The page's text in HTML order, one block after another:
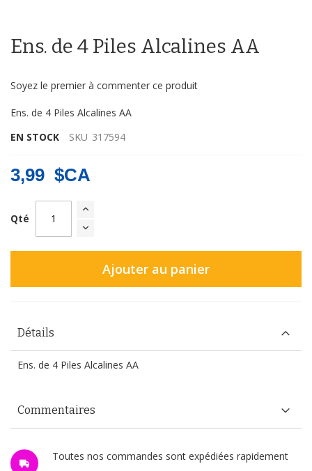
de
la
d’images
Ens. de 4 Piles Alcalines AA
Soyez le premier à commenter ce produit
Ens. de 4 Piles Alcalines AA
EN STOCK
SKU 317594
3,99 $CA
Qté
Ajouter au panier
Toutes nos commandes sont expédiées rapidement
Détails
Ens. de 4 Piles Alcalines AA
Commentaires